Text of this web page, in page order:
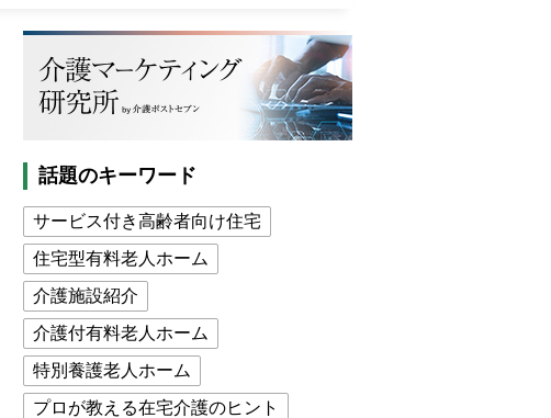
話題のキーワード
サービス付き高齢者向け住宅
住宅型有料老人ホーム
介護施設紹介
介護付有料老人ホーム
特別養護老人ホーム
プロが教える在宅介護のヒント